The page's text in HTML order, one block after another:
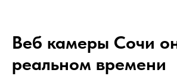
Веб камеры Сочи
реальном времени